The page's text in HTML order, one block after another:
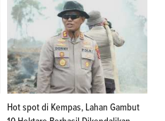
Hot spot di Kempas, Lahan Gambut